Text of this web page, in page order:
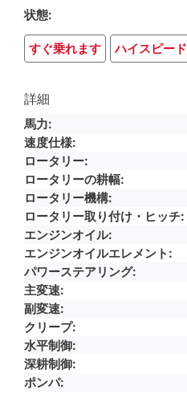
状態
すぐ乗れます ハイスピード
詳細
馬力
速度仕様
ロータリー
ロータリーの耕幅
ロータリー機構
ロータリー取り付け・ヒッチ
エンジンオイル
エンジンオイルエレメント
パワーステアリング
主変速
副変速
クリープ
水平制御
深耕制御
ポンパ